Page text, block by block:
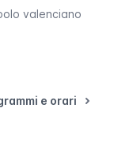
valenciano
e orari